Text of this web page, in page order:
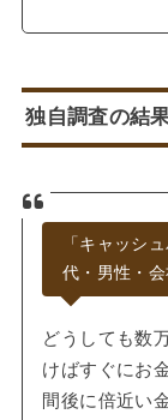
独自調査の結
「キャッシ
代・男性・会
どうしても数
けばすぐにお
間後に倍近い